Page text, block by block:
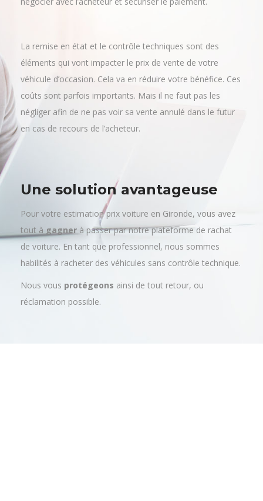
La remise en état et le contrôle techniques sont des
éléments qui vont impacter le prix de vente de votre
véhicule d’occasion. Cela va en réduire votre bénéfice. Ces
coûts sont parfois importants. Mais il ne faut pas les
négliger afin de ne pas voir sa vente annulé dans le futur
en cas de recours de l’acheteur.
Une solution avantageuse
Pour votre estimation prix voiture en Gironde, vous avez
tout à gagner à passer par notre plateforme de rachat
de voiture. En tant que professionnel, nous sommes
habilités à racheter des véhicules sans contrôle technique.
Nous vous protégeons ainsi de tout retour, ou
réclamation possible.